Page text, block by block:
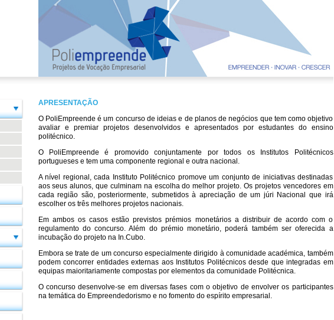
APRESENTAÇÃO
O PoliEmpreende é um concurso de ideias e de planos de negócios que tem como objetivo
avaliar e premiar projetos desenvolvidos e apresentados por estudantes do ensino
politécnico.
O PoliEmpreende é promovido conjuntamente por todos os Institutos Politécnicos
portugueses e tem uma componente regional e outra nacional.
A nível regional, cada Instituto Politécnico promove um conjunto de iniciativas destinadas
aos seus alunos, que culminam na escolha do melhor projeto. Os projetos vencedores em
cada região são, posteriormente, submetidos à apreciação de um júri Nacional que irá
escolher os três melhores projetos nacionais.
Em ambos os casos estão previstos prémios monetários a distribuir de acordo com o
regulamento do concurso. Além do prémio monetário, poderá também ser oferecida a
incubação do projeto na In.Cubo.
Embora se trate de um concurso especialmente dirigido à comunidade académica, também
podem concorrer entidades externas aos Institutos Politécnicos desde que integradas em
equipas maioritariamente compostas por elementos da comunidade Politécnica.
O concurso desenvolve-se em diversas fases com o objetivo de envolver os participantes
na temática do Empreendedorismo e no fomento do espírito empresarial.